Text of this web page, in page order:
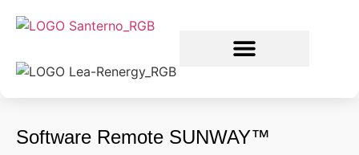
Software Remote SUNWAY™